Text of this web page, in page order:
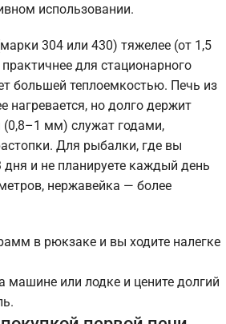
использовании.
304 или 430) тяжелее (от 1,5
для стационарного
большей теплоемкостью. Печь из
нагревается, но долго держит
(0,8–1 мм) служат годами,
Для рыбалки, где вы
дня и не планируете каждый день
нержавейка — более
в рюкзаке и вы ходите налегке
машине или лодке и цените долгий